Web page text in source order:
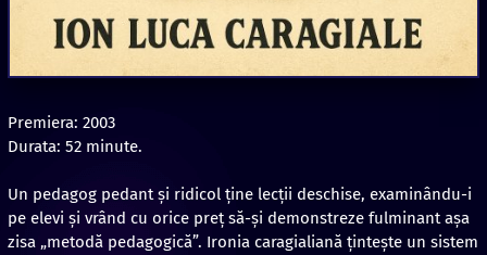
Premiera: 2003
Durata: 52 minute.
Un pedagog pedant și ridicol ține lecții deschise, examinându-i
pe elevi și vrând cu orice preț să-și demonstreze fulminant așa
zisa „metodă pedagogică”. Ironia caragialiană țintește un sistem